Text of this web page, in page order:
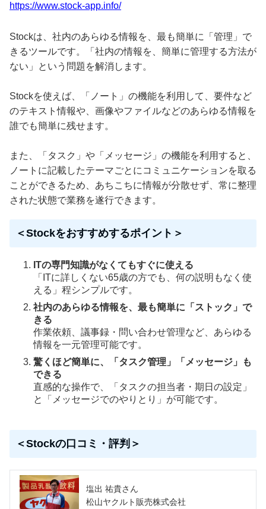
https://www.stock-app.info/
Stockは、社内のあらゆる情報を、最も簡単に「管理」で
きるツールです。「社内の情報を、簡単に管理する方法が
ない」という問題を解消します。
Stockを使えば、「ノート」の機能を利用して、要件など
のテキスト情報や、画像やファイルなどのあらゆる情報を
誰でも簡単に残せます。
また、「タスク」や「メッセージ」の機能を利用すると、
ノートに記載したテーマごとにコミュニケーションを取る
ことができるため、あちこちに情報が分散せず、常に整理
された状態で業務を遂行できます。
＜Stockをおすすめするポイント＞
ITの専門知識がなくてもすぐに使える
「ITに詳しくない65歳の方でも、何の説明もなく使
える」程シンプルです。
社内のあらゆる情報を、最も簡単に「ストック」で
きる
作業依頼、議事録・問い合わせ管理など、あらゆる
情報を一元管理可能です。
驚くほど簡単に、「タスク管理」「メッセージ」も
できる
直感的な操作で、「タスクの担当者・期日の設定」
と「メッセージでのやりとり」が可能です。
＜Stockの口コミ・評判＞
塩出 祐貴さん
松山ヤクルト販売株式会社